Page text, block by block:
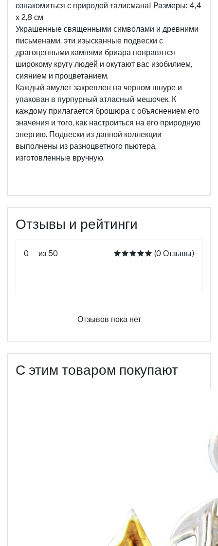
ознакомиться с природой талисмана! Размеры: 4,4
х 2,8 см
Украшенные священными символами и древними
письменами, эти изысканные подвески с
драгоценными камнями бриара понравятся
широкому кругу людей и окутают вас изобилием,
сиянием и процветанием.
Каждый амулет закреплен на черном шнуре и
упакован в пурпурный атласный мешочек. К
каждому прилагается брошюра с объяснением его
значения и того, как настроиться на его природную
энергию. Подвески из данной коллекции
выполнены из разноцветного пьютера,
изготовленные вручную.
Отзывы и рейтинги
0 из 50 (0 Отзывы)
Отзывов пока нет
С этим товаром покупают